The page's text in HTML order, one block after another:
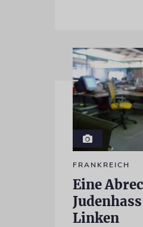
FRANKREICH
Eine
Linken